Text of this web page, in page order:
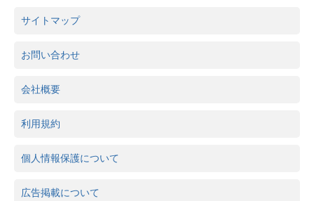
サイトマップ
お問い合わせ
会社概要
利用規約
個人情報保護について
広告掲載について